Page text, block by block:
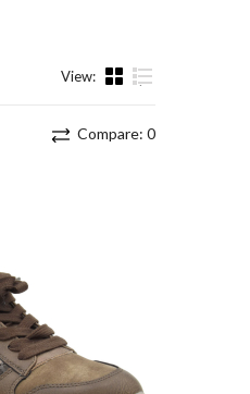
View:
List
Compare: 0